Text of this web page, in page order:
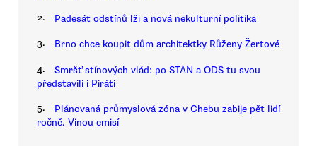
2. Padesát odstínů lži a nová nekulturní politika
3. Brno chce koupit dům architektky Růženy Žertové
4.
Smršť stínových vlád: po STAN a ODS tu svou
představili i Piráti
5.
Plánovaná průmyslová zóna v Chebu zabije pět lidí
ročně. Vinou emisí